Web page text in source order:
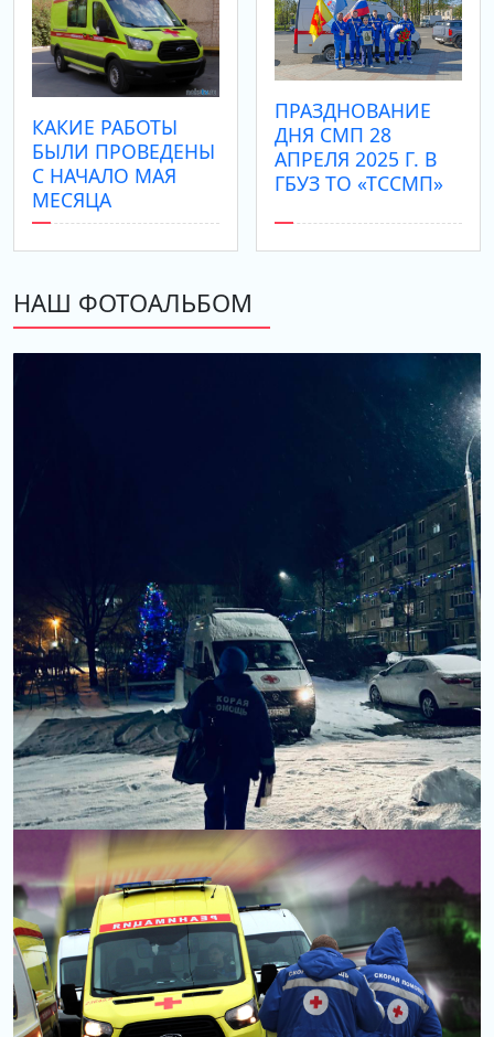
КАКИЕ РАБОТЫ
БЫЛИ ПРОВЕДЕНЫ
С НАЧАЛО МАЯ
МЕСЯЦА
ПРАЗДНОВАНИЕ
ДНЯ СМП 28
АПРЕЛЯ 2025 Г. В
ГБУЗ ТО «ТССМП»
НАШ ФОТОАЛЬБОМ